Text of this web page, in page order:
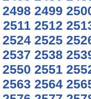
2498 2499
2511 2512
2524 2525
2537 2538
2550 2551
2563 2564